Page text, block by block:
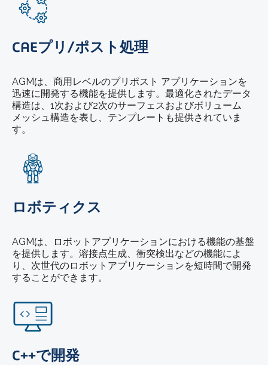
CAEプリ/ポスト処理
AGMは、商用レベルのプリポスト アプリケーションを
迅速に開発する機能を提供します。最適化されたデータ
構造は、1次および2次のサーフェスおよびボリューム
メッシュ構造を表し、テンプレートも提供されていま
す。
ロボティクス
AGMは、ロボットアプリケーションにおける機能の基盤
を提供します。溶接点生成、衝突検出などの機能によ
り、次世代のロボットアプリケーションを短時間で開発
することができます。
C++で開発